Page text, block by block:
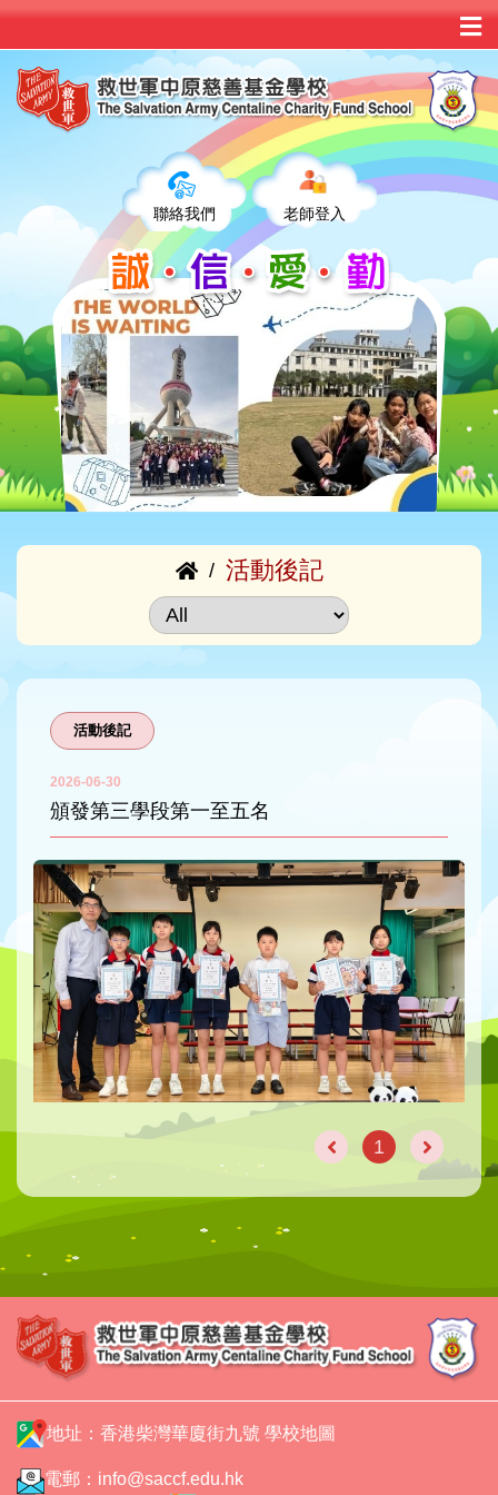
聯絡我們 老師登入
/ 活動後記
活動後記
2026-06-30
頒發第三學段第一至五名
1
地址：香港柴灣華廈街九號 學校地圖
電郵： info@saccf.edu.hk